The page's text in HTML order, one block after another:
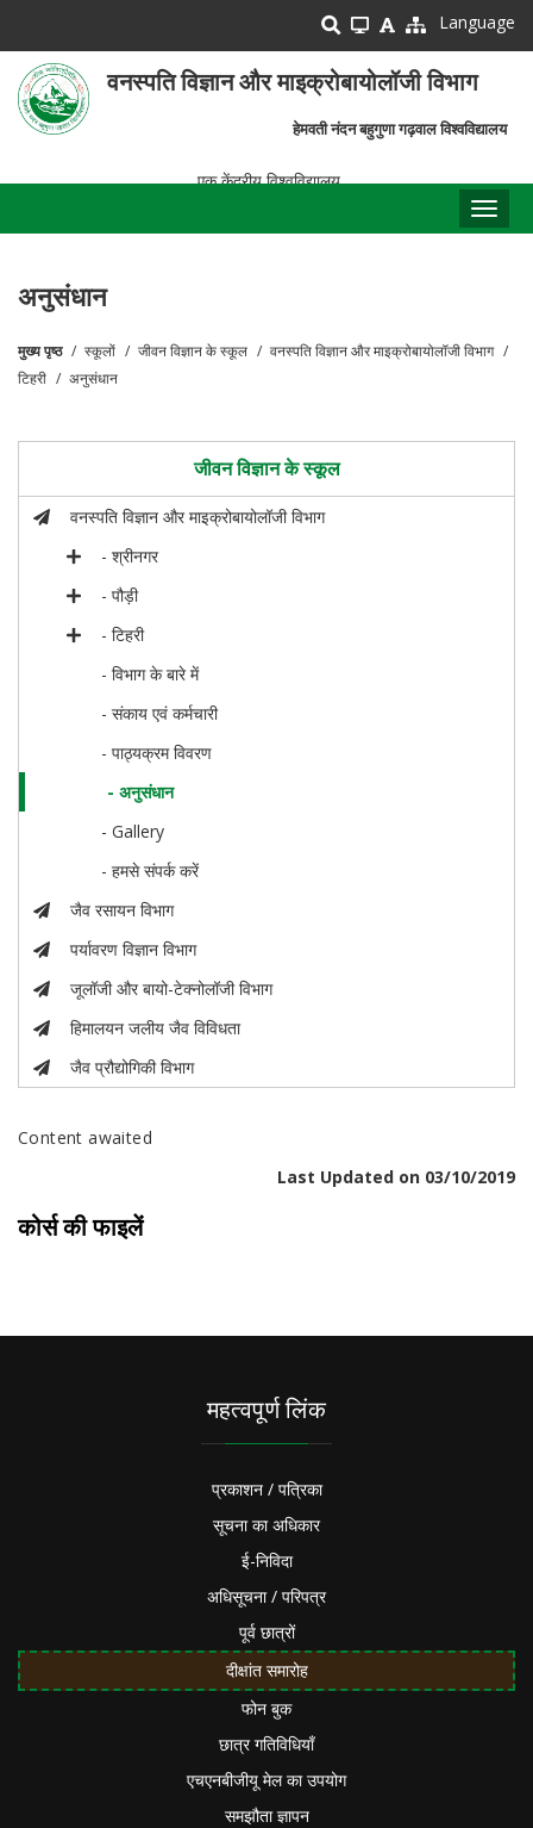
main
content
Language
वनस्पति विज्ञान और माइक्रोबायोलॉजी विभाग
हेमवती नंदन बहुगुणा गढ़वाल विश्वविद्यालय
एक केंद्रीय विश्वविद्यालय
अनुसंधान
पग
मुख्य पृष्ठ स्कूलों जीवन विज्ञान के स्कूल
वनस्पति विज्ञान और माइक्रोबायोलॉजी विभाग
टिहरी
अनुसंधान
जीवन विज्ञान के स्कूल
वनस्पति विज्ञान और माइक्रोबायोलॉजी विभाग
- श्रीनगर
- पौड़ी
- टिहरी
- विभाग के बारे में
- संकाय एवं कर्मचारी
- पाठ्यक्रम विवरण
- अनुसंधान
- Gallery
- हमसे संपर्क करें
जैव रसायन विभाग
पर्यावरण विज्ञान विभाग
जूलॉजी और बायो-टेक्नोलॉजी विभाग
हिमालयन जलीय जैव विविधता
जैव प्रौद्योगिकी विभाग
Content awaited
Last Updated on 03/10/2019
कोर्स की फाइलें
महत्वपूर्ण लिंक
प्रकाशन / पत्रिका
सूचना का अधिकार
ई-निविदा
अधिसूचना / परिपत्र
पूर्व छात्रों
दीक्षांत समारोह
फोन बुक
छात्र गतिविधियाँ
एचएनबीजीयू मेल का उपयोग
समझौता ज्ञापन